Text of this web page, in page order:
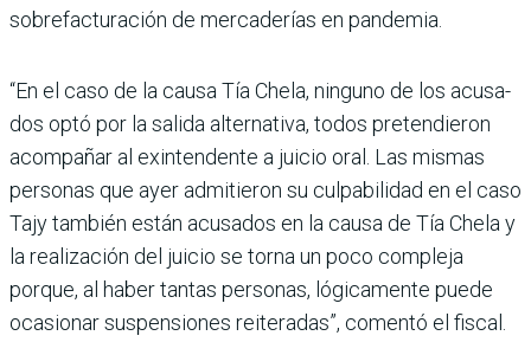
sobrefactura­ción de mercaderías en pan­demia.
“En el caso de la causa Tía Chela, ninguno de los acusa­
dos optó por la salida alter­nativa, todos pretendieron
acompañar al exintendente a juicio oral. Las mismas
personas que ayer admi­tieron su culpabilidad en el caso
Tajy también están acusados en la causa de Tía Chela y
la realización del jui­cio se torna un poco com­pleja
porque, al haber tan­tas personas, lógicamente puede
ocasionar suspensio­nes reiteradas”, comentó el fiscal.